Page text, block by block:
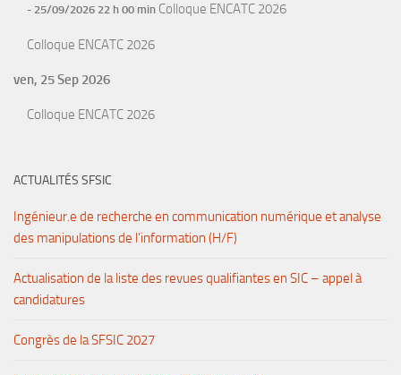
- 25/09/2026 22 h 00 min Colloque ENCATC 2026
Colloque ENCATC 2026
ven, 25 Sep 2026
Colloque ENCATC 2026
ACTUALITÉS SFSIC
Ingénieur.e de recherche en communication numérique et analyse
des manipulations de l’information (H/F)
Actualisation de la liste des revues qualifiantes en SIC – appel à
candidatures
Congrès de la SFSIC 2027